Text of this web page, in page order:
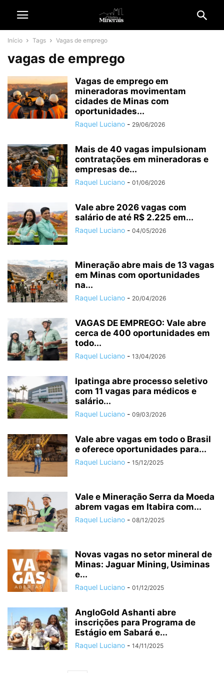
Início Tags Vagas de emprego
vagas de emprego
Vagas de emprego em
mineradoras movimentam
cidades de Minas com
oportunidades...
Raquel Luciano - 29/06/2026
Mais de 40 vagas impulsionam
contratações em mineradoras e
empresas de...
Raquel Luciano - 01/06/2026
Vale abre 2026 vagas com
salário de até R$ 2.225 em...
Raquel Luciano - 04/05/2026
Mineração abre mais de 13 vagas
em Minas com oportunidades
na...
Raquel Luciano - 20/04/2026
VAGAS DE EMPREGO: Vale abre
cerca de 400 oportunidades em
todo...
Raquel Luciano - 13/04/2026
Ipatinga abre processo seletivo
com 11 vagas para médicos e
salário...
Raquel Luciano - 09/03/2026
Vale abre vagas em todo o Brasil
e oferece oportunidades para...
Raquel Luciano - 15/12/2025
Vale e Mineração Serra da Moeda
abrem vagas em Itabira com...
Raquel Luciano - 08/12/2025
Novas vagas no setor mineral de
Minas: Jaguar Mining, Usiminas
e...
Raquel Luciano - 01/12/2025
AngloGold Ashanti abre
inscrições para Programa de
Estágio em Sabará e...
Raquel Luciano - 14/11/2025